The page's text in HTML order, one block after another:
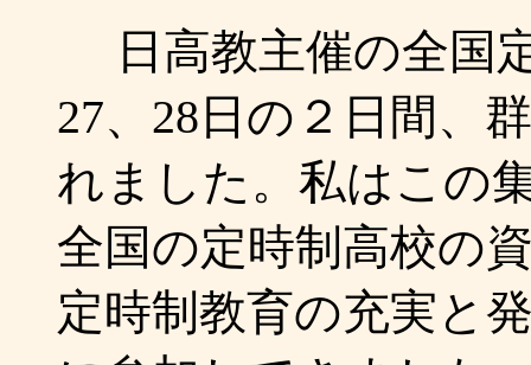
日高教主催の全国
27、28日の２日間、
れました。私はこの
全国の定時制高校の
定時制教育の充実と